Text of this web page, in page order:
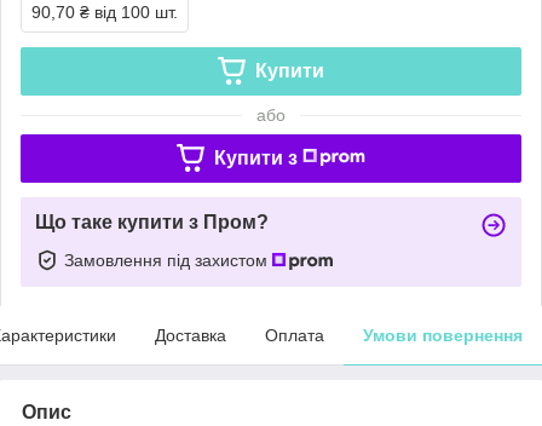
90,70 ₴ від 100 шт.
Купити
або
Купити з
Що таке купити з Пром?
Замовлення під захистом
Доставка Оплата Умови повернення
Опис